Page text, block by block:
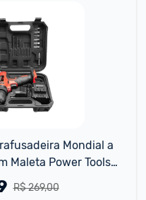
Mondial a
Maleta Power Tools
R$ 269,00